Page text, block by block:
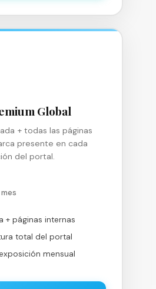
Global
+ todas las páginas
presente en cada
del portal.
+ páginas internas
total del portal
mensual